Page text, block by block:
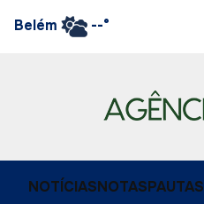
Belém --°
NOTÍCIASNOTASPAUTAS